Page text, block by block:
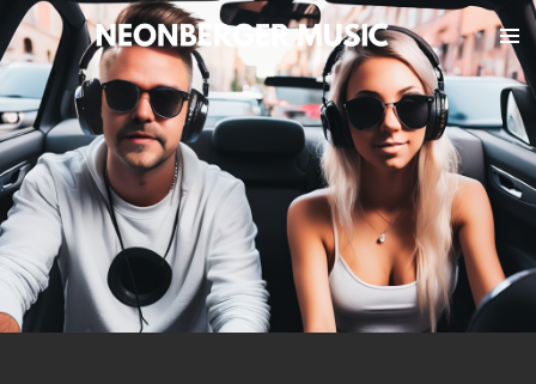
Hoppa
till
huvudinnehållet